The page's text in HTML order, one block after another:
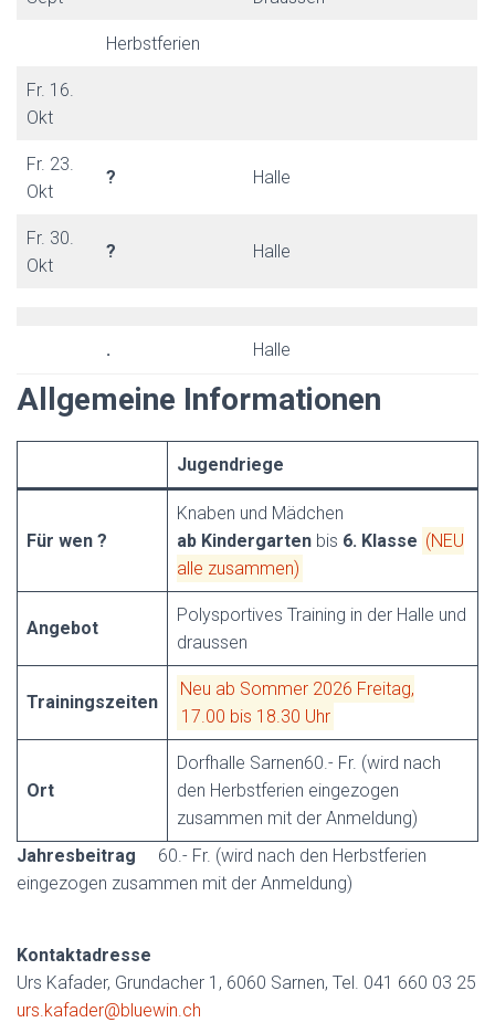
Herbstferien
Fr. 16.
Okt
Fr. 23.
Okt
? Halle
Fr. 30.
Okt
? Halle
. Halle
Allgemeine Informationen
Jugendriege
Für wen ?
Knaben und Mädchen
ab Kindergarten bis 6. Klasse (NEU
alle zusammen)
Angebot
Polysportives Training in der Halle und
draussen
Trainingszeiten
Neu ab Sommer 2026 Freitag,
17.00 bis 18.30 Uhr
Ort
Dorfhalle Sarnen60.- Fr. (wird nach
den Herbstferien eingezogen
zusammen mit der Anmeldung)
Jahresbeitrag
60.- Fr. (wird nach den Herbstferien
eingezogen zusammen mit der Anmeldung)
Kontaktadresse
Urs Kafader, Grundacher 1, 6060 Sarnen, Tel. 041 660 03 25
urs.kafader@bluewin.ch